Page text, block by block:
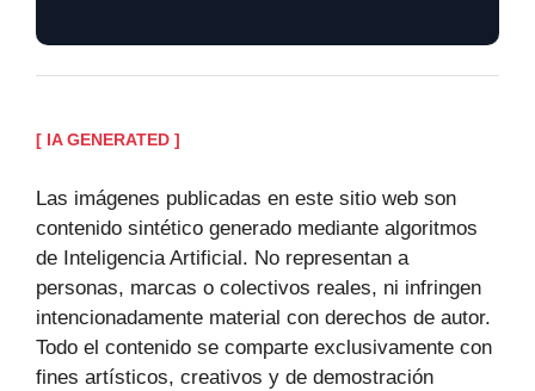
[ IA GENERATED ]
Las imágenes publicadas en este sitio web son
contenido sintético generado mediante algoritmos
de Inteligencia Artificial. No representan a
personas, marcas o colectivos reales, ni infringen
intencionadamente material con derechos de autor.
Todo el contenido se comparte exclusivamente con
fines artísticos, creativos y de demostración